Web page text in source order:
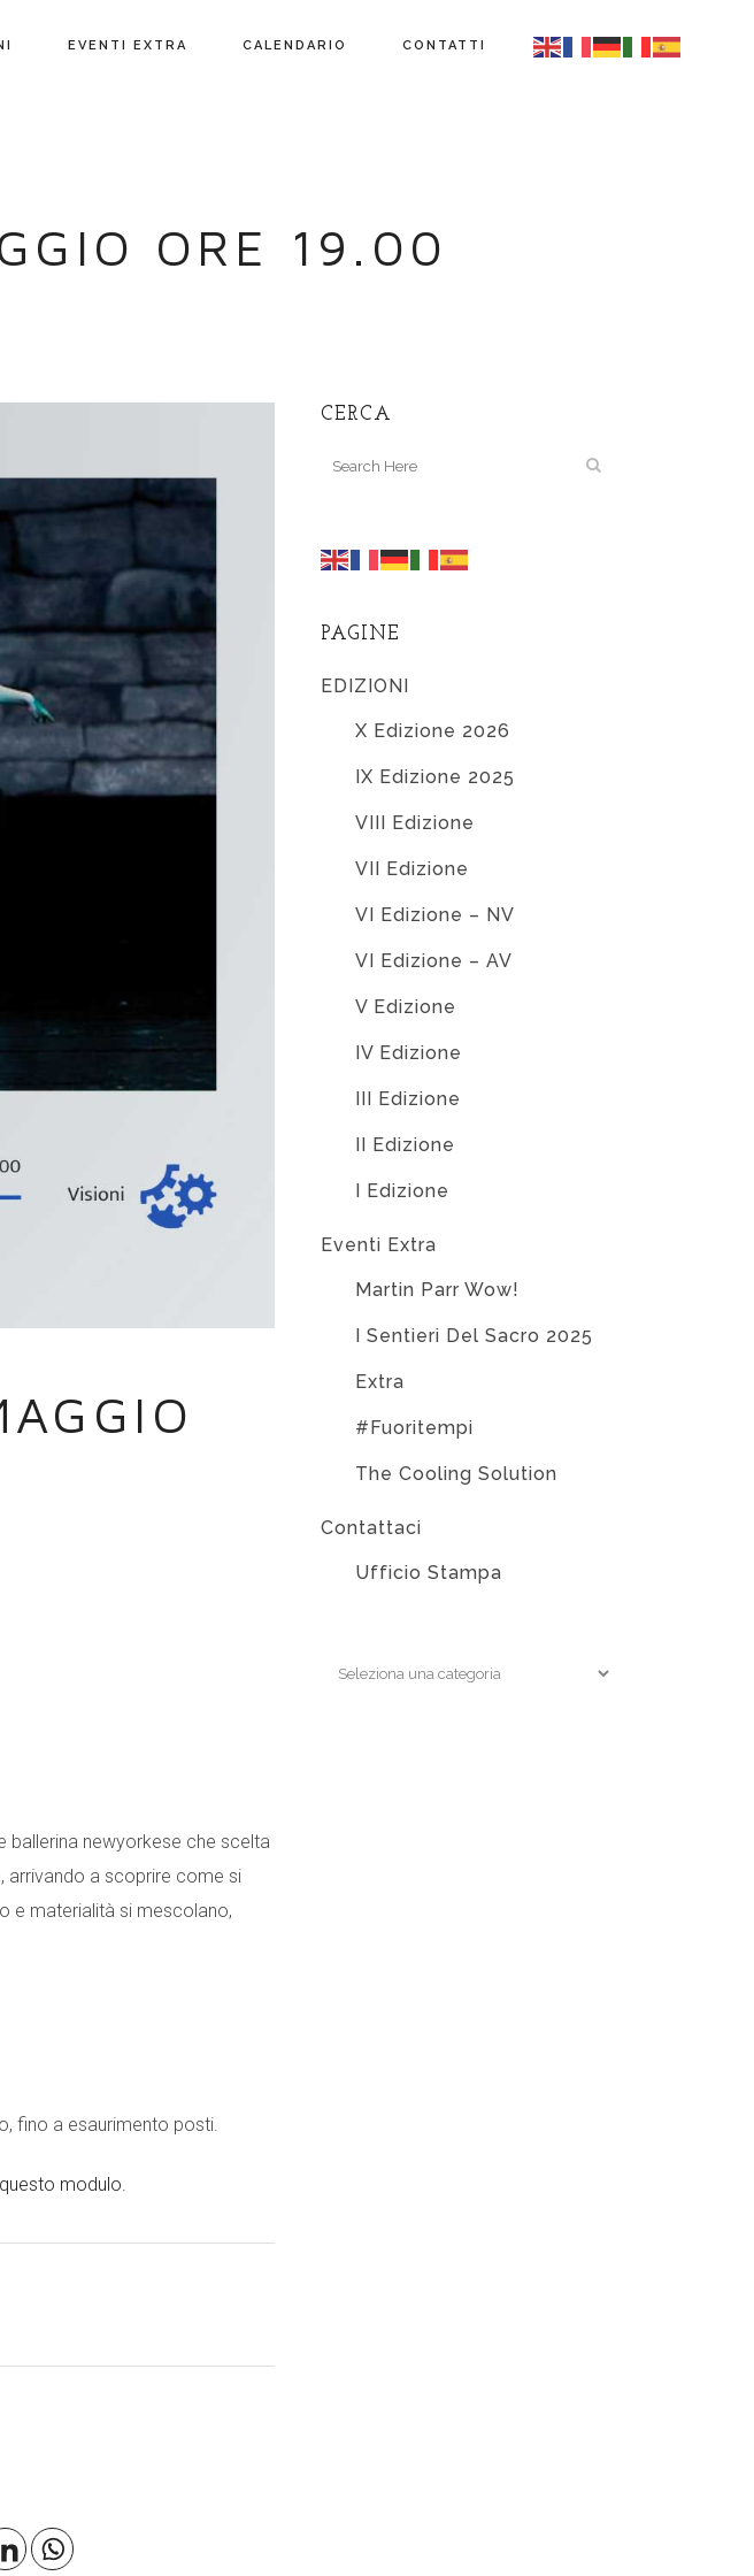
EVENTI EXTRA CALENDARIO CONTATTI
ORE 19.00
ballerina newyorkese che scelta
arrivando a scoprire come si
e materialità si mescolano,
fino a esaurimento posti.
questo modulo.
CERCA
PAGINE
EDIZIONI
X Edizione 2026
IX Edizione 2025
VIII Edizione
VII Edizione
VI Edizione – NV
VI Edizione – AV
V Edizione
IV Edizione
III Edizione
II Edizione
I Edizione
Eventi Extra
Martin Parr Wow!
I Sentieri Del Sacro 2025
Extra
#Fuoritempi
The Cooling Solution
Contattaci
Ufficio Stampa
EDIZIONI